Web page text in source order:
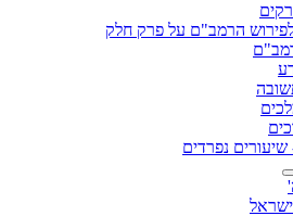
הרמב"ם על פרק חלק
נפרדים